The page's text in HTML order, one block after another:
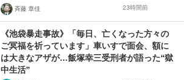
斉藤 章佳 23時間前
《池袋暴走事故》「毎日、亡くなった方々の
ご冥福を祈っています」車いすで面会、額に
は大きなアザが…飯塚幸三受刑者が語った“獄
中生活”